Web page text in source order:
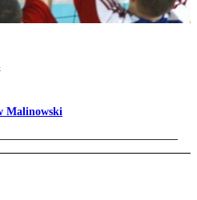
Malinowski